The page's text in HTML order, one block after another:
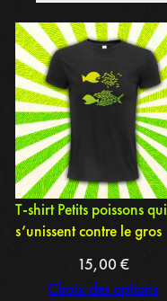
T-shirt Petits poissons qui
s’unissent contre le gros
15,00 €
Choix des options